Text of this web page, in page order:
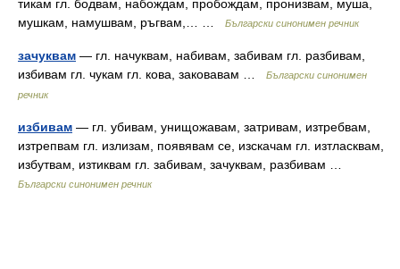
тикам гл. бодвам, набождам, пробождам, пронизвам, муша,
мушкам, намушвам, ръгвам,… …
Български синонимен речник
зачуквам — гл. начуквам, набивам, забивам гл. разбивам,
избивам гл. чукам гл. кова, заковавам …
Български синонимен
речник
избивам — гл. убивам, унищожавам, затривам, изтребвам,
изтрепвам гл. излизам, появявам се, изскачам гл. изтласквам,
избутвам, изтиквам гл. забивам, зачуквам, разбивам …
Български синонимен речник